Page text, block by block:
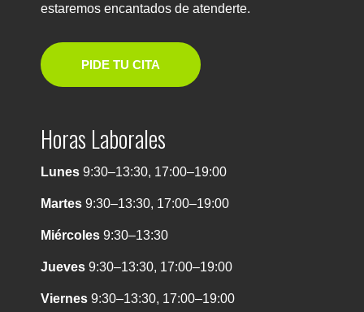
estaremos encantados de atenderte.
PIDE TU CITA
Horas Laborales
Lunes 9:30–13:30, 17:00–19:00
Martes 9:30–13:30, 17:00–19:00
Miércoles 9:30–13:30
Jueves 9:30–13:30, 17:00–19:00
Viernes 9:30–13:30, 17:00–19:00